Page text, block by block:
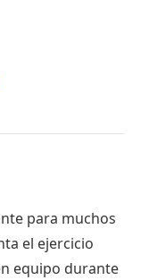
para muchos
el ejercicio
equipo durante